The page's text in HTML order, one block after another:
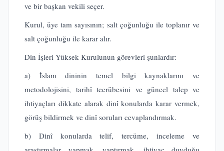
ve bir başkan vekili seçer.
Kurul, üye tam sayısının; salt çoğunluğu ile toplanır ve
salt çoğunluğu ile karar alır.
Din İşleri Yüksek Kurulunun görevleri şunlardır:
a) İslam dininin temel bilgi kaynaklarını ve
metodolojisini, tarihî tecrübesini ve güncel talep ve
ihtiyaçları dikkate alarak dinî konularda karar vermek,
görüş bildirmek ve dinî soruları cevaplandırmak.
b) Dinî konularda telif, tercüme, inceleme ve